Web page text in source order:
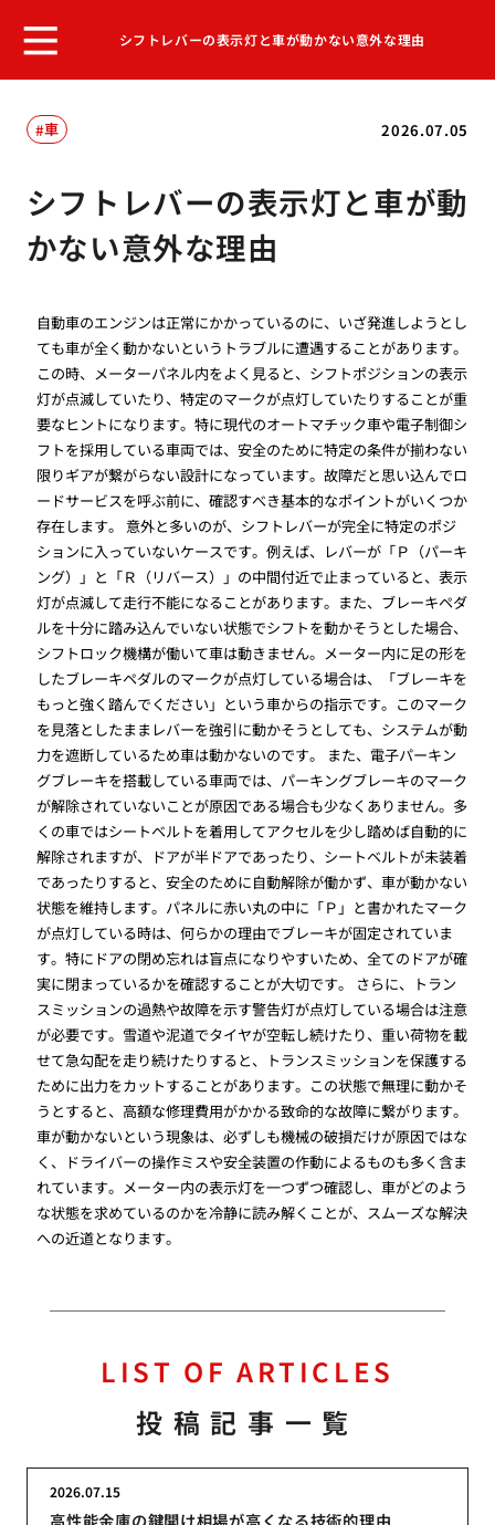
シフトレバーの表示灯と車が動かない意外な理由
2026.07.05
車
シフトレバーの表示灯と車が動
かない意外な理由
自動車のエンジンは正常にかかっているのに、いざ発進しようとし
ても車が全く動かないというトラブルに遭遇することがあります。
この時、メーターパネル内をよく見ると、シフトポジションの表示
灯が点滅していたり、特定のマークが点灯していたりすることが重
要なヒントになります。特に現代のオートマチック車や電子制御シ
フトを採用している車両では、安全のために特定の条件が揃わない
限りギアが繋がらない設計になっています。故障だと思い込んでロ
ードサービスを呼ぶ前に、確認すべき基本的なポイントがいくつか
存在します。 意外と多いのが、シフトレバーが完全に特定のポジ
ションに入っていないケースです。例えば、レバーが「Ｐ（パーキ
ング）」と「Ｒ（リバース）」の中間付近で止まっていると、表示
灯が点滅して走行不能になることがあります。また、ブレーキペダ
ルを十分に踏み込んでいない状態でシフトを動かそうとした場合、
シフトロック機構が働いて車は動きません。メーター内に足の形を
したブレーキペダルのマークが点灯している場合は、「ブレーキを
もっと強く踏んでください」という車からの指示です。このマーク
を見落としたままレバーを強引に動かそうとしても、システムが動
力を遮断しているため車は動かないのです。 また、電子パーキン
グブレーキを搭載している車両では、パーキングブレーキのマーク
が解除されていないことが原因である場合も少なくありません。多
くの車ではシートベルトを着用してアクセルを少し踏めば自動的に
解除されますが、ドアが半ドアであったり、シートベルトが未装着
であったりすると、安全のために自動解除が働かず、車が動かない
状態を維持します。パネルに赤い丸の中に「Ｐ」と書かれたマーク
が点灯している時は、何らかの理由でブレーキが固定されていま
す。特にドアの閉め忘れは盲点になりやすいため、全てのドアが確
実に閉まっているかを確認することが大切です。 さらに、トラン
スミッションの過熱や故障を示す警告灯が点灯している場合は注意
が必要です。雪道や泥道でタイヤが空転し続けたり、重い荷物を載
せて急勾配を走り続けたりすると、トランスミッションを保護する
ために出力をカットすることがあります。この状態で無理に動かそ
うとすると、高額な修理費用がかかる致命的な故障に繋がります。
車が動かないという現象は、必ずしも機械の破損だけが原因ではな
く、ドライバーの操作ミスや安全装置の作動によるものも多く含ま
れています。メーター内の表示灯を一つずつ確認し、車がどのよう
な状態を求めているのかを冷静に読み解くことが、スムーズな解決
への近道となります。
LIST OF ARTICLES
投稿記事一覧
高性能金庫の鍵開け相場が高くなる技術的理由
2026.07.15